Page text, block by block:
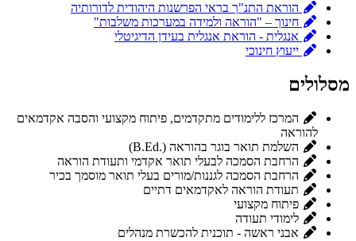
הוראת התנ"ך בראי הפרשנות היהודית לדורותיה
חינוך – "הוראה ולמידה במערכות משלבות"
אנגלית - הוראת אנגלית בעידן הדיגיטלי
ייעוץ חינוכי
מסלולים
המרכז ללימודים מתקדמים, פיתוח מקצועי והסבה אקדמאים
להוראה
השלמת תואר בוגר בהוראה (.B.Ed)
הרחבת הסמכה לבעלי תואר אקדמי ותעודת הוראה
הרחבת הסמכה לגננות/מורים בעלי תואר מוסמך בכיר
תעודת הוראה לאקדמאים דתיים
פיתוח מקצועי
לימודי תעודה
אבני ראשה - תוכנית להכשרת מנהלים